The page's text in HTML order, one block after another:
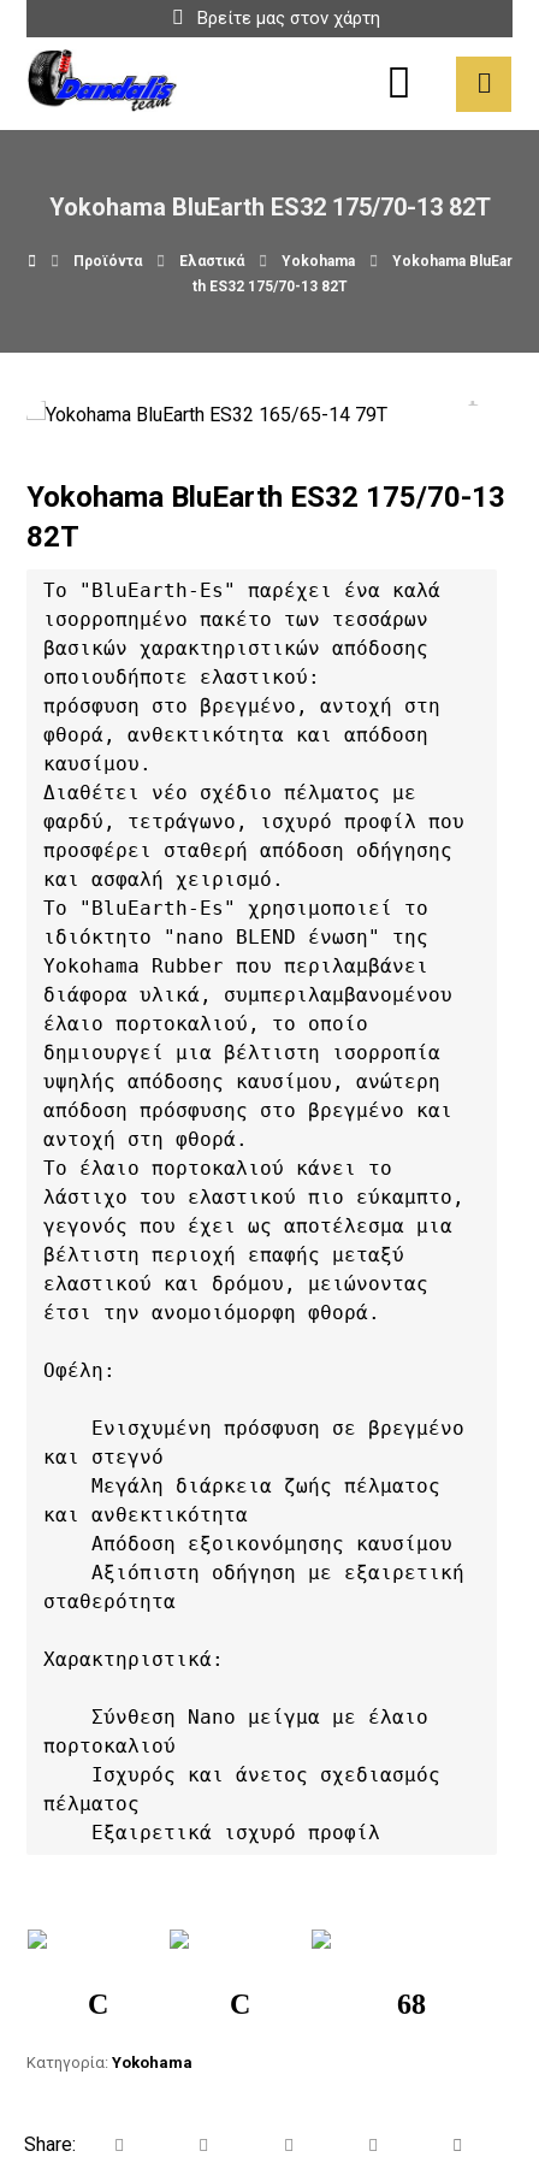
Βρείτε μας στον χάρτη
Yokohama BluEarth ES32 175/70-13 82T
Προϊόντα Ελαστικά Yokohama
Yokohama BluEar
th ES32 175/70-13 82T
Yokohama BluEarth ES32 175/70-13
82T
Το "BluEarth-Es" παρέχει ένα καλά
ισορροπημένο πακέτο των τεσσάρων
βασικών χαρακτηριστικών απόδοσης
οποιουδήποτε ελαστικού:
πρόσφυση στο βρεγμένο, αντοχή στη
φθορά, ανθεκτικότητα και απόδοση
καυσίμου.
Διαθέτει νέο σχέδιο πέλματος με
φαρδύ, τετράγωνο, ισχυρό προφίλ που
προσφέρει σταθερή απόδοση οδήγησης
και ασφαλή χειρισμό.
Το "BluEarth-Es" χρησιμοποιεί το
ιδιόκτητο "nano BLEND ένωση" της
Yokohama Rubber που περιλαμβάνει
διάφορα υλικά, συμπεριλαμβανομένου
έλαιο πορτοκαλιού, το οποίο
δημιουργεί μια βέλτιστη ισορροπία
υψηλής απόδοσης καυσίμου, ανώτερη
απόδοση πρόσφυσης στο βρεγμένο και
αντοχή στη φθορά.
Το έλαιο πορτοκαλιού κάνει το
λάστιχο του ελαστικού πιο εύκαμπτο,
γεγονός που έχει ως αποτέλεσμα μια
βέλτιστη περιοχή επαφής μεταξύ
ελαστικού και δρόμου, μειώνοντας
έτσι την ανομοιόμορφη φθορά.
Οφέλη:
και στεγνό
    Μεγάλη διάρκεια ζωής πέλματος
και ανθεκτικότητα
    Απόδοση εξοικονόμησης καυσίμου
    Αξιόπιστη οδήγηση με εξαιρετική
σταθερότητα
Χαρακτηριστικά:
πορτοκαλιού
πέλματος
    Εξαιρετικά ισχυρό προφίλ
C C 68
Κατηγορία:Yokohama